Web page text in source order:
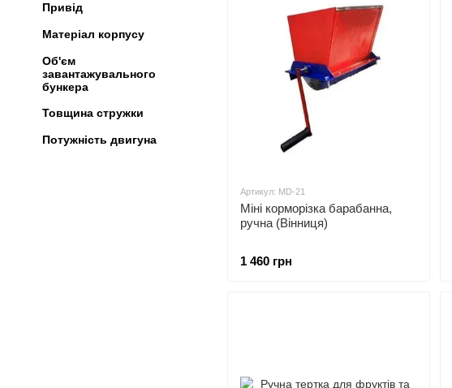
Артикул: MD-21
Міні корморізка барабанна,
ручна (Вінниця)
1 460 грн
Привід
Матеріал корпусу
Об'єм
завантажувального
бункера
Товщина стружки
Потужність двигуна